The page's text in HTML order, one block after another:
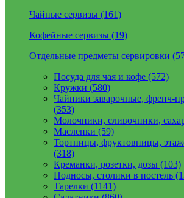
Чайные сервизы (161)
Кофейные сервизы (19)
Отдельные предметы сервировки
Посуда для чая и кофе (572)
Кружки (580)
Чайники заварочные, френч-
(353)
Молочники, сливочники,
Масленки (59)
Тортницы, фруктовницы,
(318)
Креманки, розетки, дозы (103)
Подносы, столики в постель
Тарелки (1141)